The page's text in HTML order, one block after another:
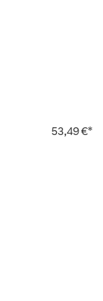
53,49 €*